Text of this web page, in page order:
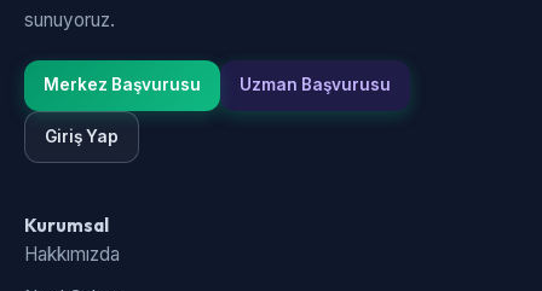
sunuyoruz.
Merkez Başvurusu Uzman Başvurusu
Giriş Yap
Kurumsal
Hakkımızda